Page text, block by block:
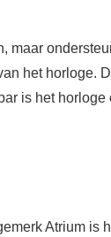
het horloge.
is het
Atrium